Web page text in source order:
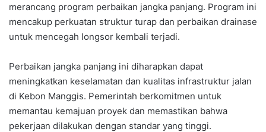
merancang program perbaikan jangka panjang. Program ini
mencakup perkuatan struktur turap dan perbaikan drainase
untuk mencegah longsor kembali terjadi.
Perbaikan jangka panjang ini diharapkan dapat
meningkatkan keselamatan dan kualitas infrastruktur jalan
di Kebon Manggis. Pemerintah berkomitmen untuk
memantau kemajuan proyek dan memastikan bahwa
pekerjaan dilakukan dengan standar yang tinggi.